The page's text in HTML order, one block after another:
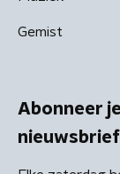
Gemist
Abonneer
nieuwsbrief